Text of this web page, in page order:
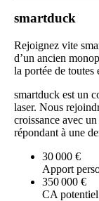
smartduck
Rejoignez vite
d’un ancien
la portée de toutes
smartduck est un
laser. Nous
croissance avec
répondant à une
30 000 €
Apport
350 000 €
CA potentiel